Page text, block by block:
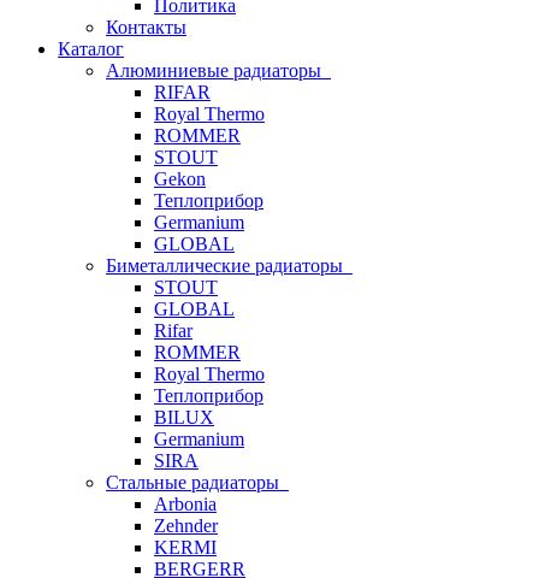
Политика
Контакты
Каталог
Алюминиевые радиаторы
RIFAR
Royal Thermo
ROMMER
STOUT
Gekon
Теплоприбор
Germanium
GLOBAL
Биметаллические радиаторы
STOUT
GLOBAL
Rifar
ROMMER
Royal Thermo
Теплоприбор
BILUX
Germanium
SIRA
Стальные радиаторы
Arbonia
Zehnder
KERMI
BERGERR